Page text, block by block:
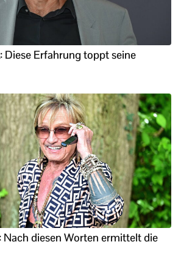
Diese Erfahrung toppt seine
Nach diesen Worten ermittelt die